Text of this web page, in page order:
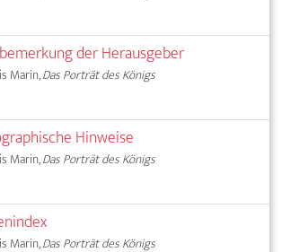
der Herausgeber
Marin,Das Porträt des Königs
Hinweise
Marin,Das Porträt des Königs
Marin,Das Porträt des Königs